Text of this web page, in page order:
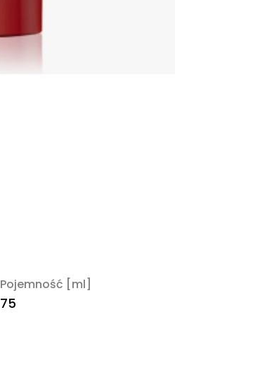
Pojemność [ml]
75